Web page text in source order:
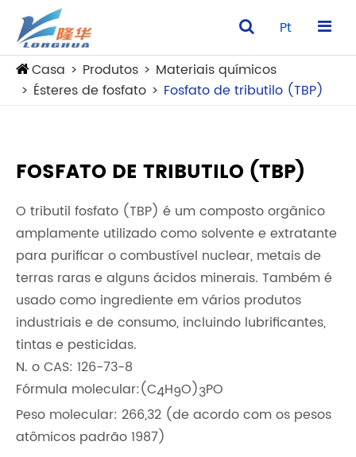
Pt
Casa Produtos
Materiais químicos
Ésteres de fosfato
Fosfato de tributilo (TBP)
FOSFATO DE TRIBUTILO (TBP)
O tributil fosfato (TBP) é um composto orgânico
amplamente utilizado como solvente e extratante
para purificar o combustível nuclear, metais de
terras raras e alguns ácidos minerais. Também é
usado como ingrediente em vários produtos
industriais e de consumo, incluindo lubrificantes,
tintas e pesticidas.
N. o CAS: 126-73-8
Fórmula molecular:(C4H9O)3PO
Peso molecular: 266,32 (de acordo com os pesos
atômicos padrão 1987)